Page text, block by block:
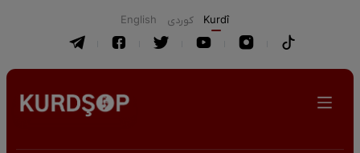
English كوردی Kurdî